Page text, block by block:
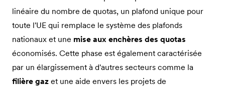
linéaire du nombre de quotas, un plafond unique pour
toute l'UE qui remplace le système des plafonds
nationaux et une mise aux enchères des quotas
économisés. Cette phase est également caractérisée
par un élargissement à d'autres secteurs comme la
filière gaz et une aide envers les projets de